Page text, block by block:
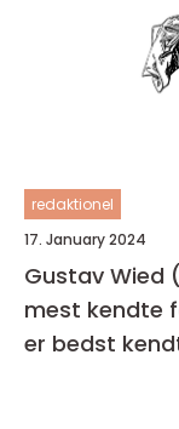
redaktionel
17. January 2024
Gustav Wied
mest kendte
er bedst